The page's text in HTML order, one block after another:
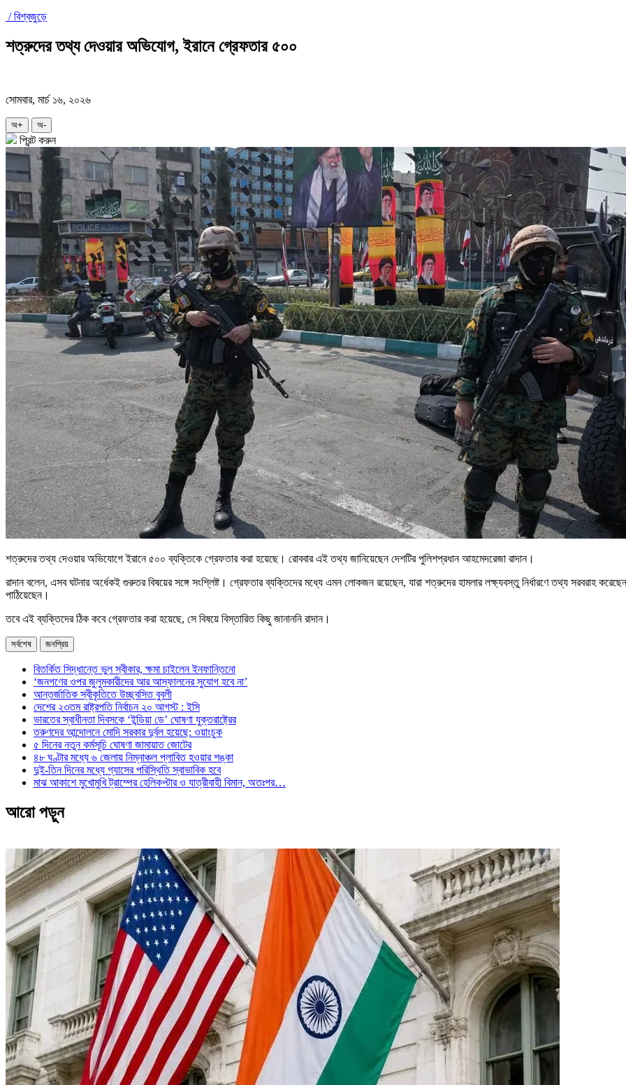
/বিশ্বজুড়ে
শত্রুদের তথ্য দেওয়ার অভিযোগ, ইরানে গ্রেফতার ৫০০
সোমবার, মার্চ ১৬, ২০২৬
অ+ অ-
প্রিন্ট করুন
শত্রুদের তথ্য দেওয়ার অভিযোগে ইরানে ৫০০ ব্যক্তিকে গ্রেফতার করা হয়েছে। রোববার এই তথ্য জানিয়েছেন দেশটির পুলিশপ্রধান আহমেদরেজা রাদান।
রাদান বলেন, এসব ঘটনার অর্ধেকই গুরুতর বিষয়ের সঙ্গে সংশ্লিষ্ট। গ্রেফতার ব্যক্তিদের মধ্যে এমন লোকজন রয়েছেন, যারা শত্রুদের হামলার লক্ষ্যবস্তু নির্ধারণে তথ্য সরবরাহ
পাঠিয়েছেন।
তবে এই ব্যক্তিদের ঠিক কবে গ্রেফতার করা হয়েছে, সে বিষয়ে বিস্তারিত কিছু জানাননি রাদান।
সর্বশেষ জনপ্রিয়
বিতর্কিত সিদ্ধান্তে ভুল স্বীকার, ক্ষমা চাইলেন ইনফান্তিনো
‘জনগণের ওপর জুলুমকারীদের আর আস্ফালনের সুযোগ হবে না’
আন্তর্জাতিক স্বীকৃতিতে উচ্ছ্বসিত বুবলী
দেশের ২৩তম রাষ্ট্রপতি নির্বাচন ২০ আগস্ট : ইসি
ভারতের স্বাধীনতা দিবসকে ‘ইন্ডিয়া ডে’ ঘোষণা যুক্তরাষ্ট্রের
তরুণদের আন্দোলনে মোদি সরকার দুর্বল হয়েছে: ওয়াংচুক
৫ দিনের নতুন কর্মসূচি ঘোষণা জামায়াত জোটের
৪৮ ঘণ্টার মধ্যে ৬ জেলায় নিম্নাঞ্চল প্লাবিত হওয়ার শঙ্কা
দুই-তিন দিনের মধ্যে গ্যাসের পরিস্থিতি স্বাভাবিক হবে
মাঝ আকাশে মুখোমুখি ট্রাম্পের হেলিকপ্টার ও যাত্রীবাহী বিমান, অতঃপর…
আরো পড়ুন